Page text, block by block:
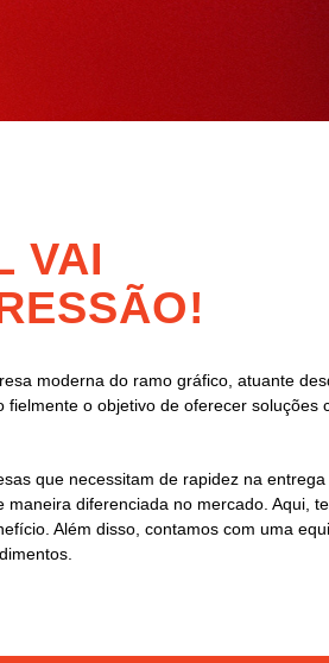
VAI
moderna do ramo gráfico, atuante
o objetivo de oferecer soluções
que necessitam de rapidez na
diferenciada no mercado. Aqui,
Além disso, contamos com uma